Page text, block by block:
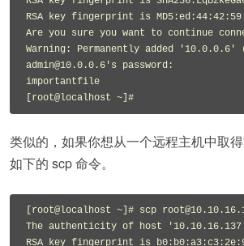
RSA key fingerprint is
Are you sure you want to continue
Warning: Permanently added
admin@10.0.0.6's password:
importantfile
类似的，如果你想从一个远程主机中取
如下的 scp 命令。
[root@localhost ~]# scp
The authenticity of host
RSA key fingerprint is